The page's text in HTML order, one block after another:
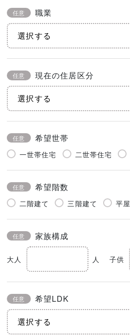
任意 職業
任意 現在の住居区分
任意 希望世帯
一世帯住宅 二世帯住宅
任意 希望階数
二階建て 三階建て 平屋
任意 家族構成
大人 人 子供
任意 希望LDK